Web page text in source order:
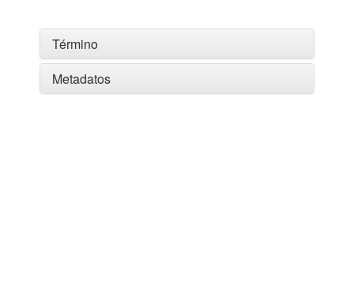
Término
Metadatos